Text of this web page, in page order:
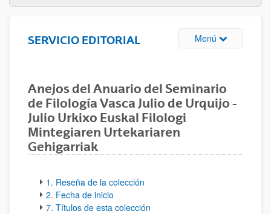
SERVICIO EDITORIAL Menú Abrir/cerrar
Anejos del Anuario del Seminario
de Filología Vasca Julio de Urquijo -
Julio Urkixo Euskal Filologi
Mintegiaren Urtekariaren
Gehigarriak
1. Reseña de la colección
2. Fecha de inicio
7. Títulos de esta colección